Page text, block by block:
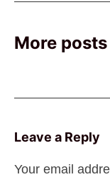
More posts
Leave a Reply
Your email